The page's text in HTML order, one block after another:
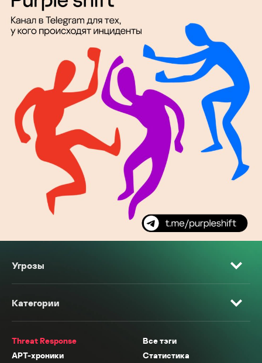
Угрозы
Категории
Threat Response
Все тэги
APT-хроники
Статистика